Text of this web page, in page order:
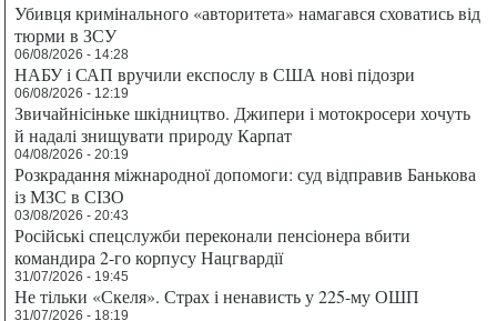
Убивця кримінального «авторитета» намагався сховатись від
тюрми в ЗСУ
06/08/2026 - 14:28
НАБУ і САП вручили експослу в США нові підозри
06/08/2026 - 12:19
Звичайнісіньке шкідництво. Джипери і мотокросери хочуть
й надалі знищувати природу Карпат
04/08/2026 - 20:19
Розкрадання міжнародної допомоги: суд відправив Банькова
із МЗС в СІЗО
03/08/2026 - 20:43
Російські спецслужби переконали пенсіонера вбити
командира 2-го корпусу Нацгвардії
31/07/2026 - 19:45
Не тільки «Скеля». Страх і ненависть у 225-му ОШП
31/07/2026 - 18:19